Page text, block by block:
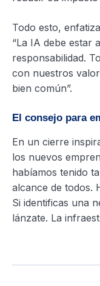
Todo esto,
“La IA debe estar
responsabilidad.
con nuestros
bien común”.
El consejo para
En un cierre
los nuevos
habíamos tenido
alcance de todos.
Si identificas una
lánzate. La